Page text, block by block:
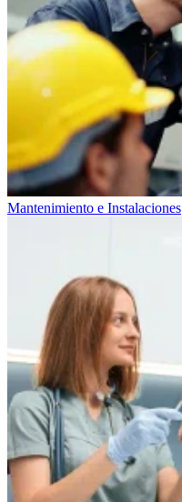
Mantenimiento e Instalaciones